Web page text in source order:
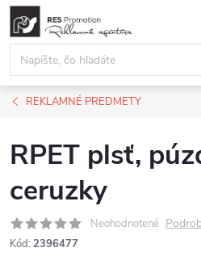
Prejsť
obsah
REKLAMNÉ PREDMETY
RPET plsť,
ceruzky
Neohodnotené
Kód: 2396477